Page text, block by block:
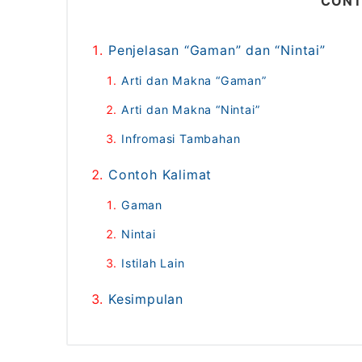
Penjelasan “Gaman” dan “Nintai”
Arti dan Makna “Gaman”
Arti dan Makna “Nintai”
Infromasi Tambahan
Contoh Kalimat
Gaman
Nintai
Istilah Lain
Kesimpulan